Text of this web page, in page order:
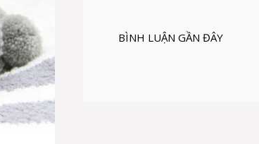
BÌNH LUẬN GẦN ĐÂY